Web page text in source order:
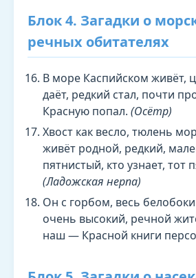
Блок 4. Загадки о
речных обитателях
В море Каспийском живёт,
даёт, редкий стал, почти
Красную попал. (Осётр)
Хвост как весло, тюлень
живёт родной, редкий,
пятнистый, кто узнает, тот
(Ладожская нерпа)
Он с горбом, весь
очень высокий, речной
наш — Красной книги